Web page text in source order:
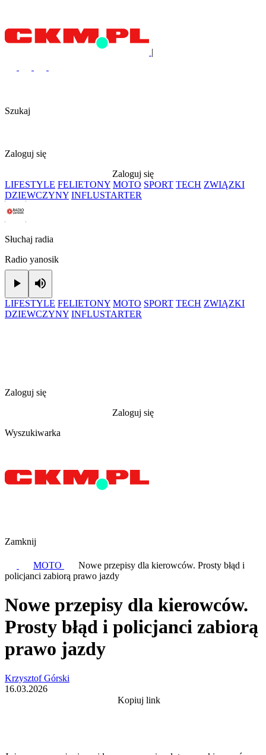
|
Szukaj
Zaloguj się
Zaloguj się
LIFESTYLE FELIETONY MOTO SPORT TECH ZWIĄZKI
DZIEWCZYNY INFLUSTARTER
Słuchaj radia
Radio yanosik
Play
LIFESTYLE FELIETONY MOTO SPORT TECH ZWIĄZKI
DZIEWCZYNY INFLUSTARTER
Zaloguj się
Zaloguj się
Wyszukiwarka
Zamknij
MOTO
Nowe przepisy dla kierowców. Prosty błąd i
policjanci zabiorą prawo jazdy
Nowe przepisy dla kierowców.
Prosty błąd i policjanci zabiorą
prawo jazdy
Krzysztof Górski
16.03.2026
Kopiuj link